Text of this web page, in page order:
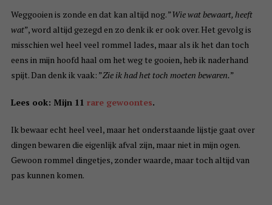
Weggooien is zonde en dat kan altijd nog. ”Wie wat bewaart, heeft
wat”, word altijd gezegd en zo denk ik er ook over. Het gevolg is
misschien wel heel veel rommel lades, maar als ik het dan toch
eens in mijn hoofd haal om het weg te gooien, heb ik naderhand
spijt. Dan denk ik vaak: ”Zie ik had het toch moeten bewaren.”
Lees ook: Mijn 11 rare gewoontes.
Ik bewaar echt heel veel, maar het onderstaande lijstje gaat over
dingen bewaren die eigenlijk afval zijn, maar niet in mijn ogen.
Gewoon rommel dingetjes, zonder waarde, maar toch altijd van
pas kunnen komen.